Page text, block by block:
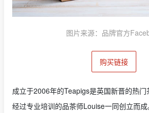
图片来源：品牌官方
购买链接
成立于2006年的Teapigs是英国新晋的热
经过专业培训的品茶师Louise一同创立而